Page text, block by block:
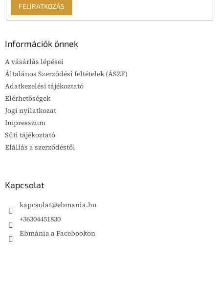
FELIRATKOZÁS
Információk önnek
A vásárlás lépései
Általános Szerződési feltételek (ÁSZF)
Adatkezelési tájékoztató
Elérhetőségek
Jogi nyilatkozat
Impresszum
Süti tájékoztató
Elállás a szerződéstől
Kapcsolat
kapcsolat@ebmania.hu
+36304451830
Ebmánia a Facebookon